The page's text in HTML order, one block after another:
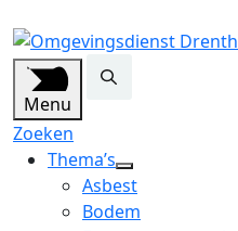
Menu
Zoeken
Thema’s
open
dropdown
Asbest
Bodem